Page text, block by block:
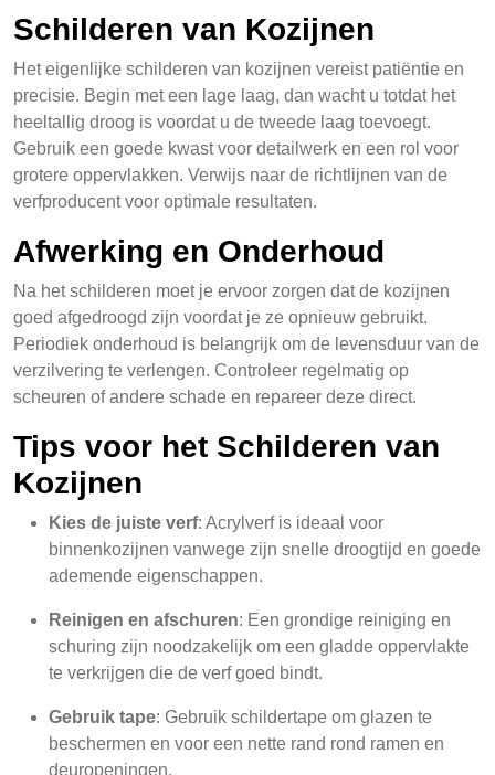
Schilderen van Kozijnen
Het eigenlijke schilderen van kozijnen vereist patiëntie en
precisie. Begin met een lage laag, dan wacht u totdat het
heeltallig droog is voordat u de tweede laag toevoegt.
Gebruik een goede kwast voor detailwerk en een rol voor
grotere oppervlakken. Verwijs naar de richtlijnen van de
verfproducent voor optimale resultaten.
Afwerking en Onderhoud
Na het schilderen moet je ervoor zorgen dat de kozijnen
goed afgedroogd zijn voordat je ze opnieuw gebruikt.
Periodiek onderhoud is belangrijk om de levensduur van de
verzilvering te verlengen. Controleer regelmatig op
scheuren of andere schade en repareer deze direct.
Tips voor het Schilderen van
Kozijnen
Kies de juiste verf: Acrylverf is ideaal voor
binnenkozijnen vanwege zijn snelle droogtijd en goede
ademende eigenschappen.
Reinigen en afschuren: Een grondige reiniging en
schuring zijn noodzakelijk om een gladde oppervlakte
te verkrijgen die de verf goed bindt.
Gebruik tape: Gebruik schildertape om glazen te
beschermen en voor een nette rand rond ramen en
deuropeningen.